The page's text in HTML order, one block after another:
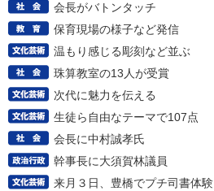
会長がバトンタッチ
保育現場の様子など発信
温もり感じる彫刻など並ぶ
珠算教室の13人が受賞
次代に魅力を伝える
生徒ら自由なテーマで107点
会長に中村誠孝氏
幹事長に大須賀林議員
来月３日、豊橋でプチ司書体験